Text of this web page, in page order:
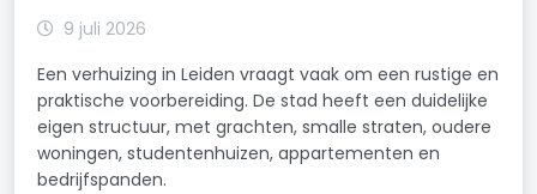
9 juli 2026
Een verhuizing in Leiden vraagt vaak om een rustige en
praktische voorbereiding. De stad heeft een duidelijke
eigen structuur, met grachten, smalle straten, oudere
woningen, studentenhuizen, appartementen en
bedrijfspanden.